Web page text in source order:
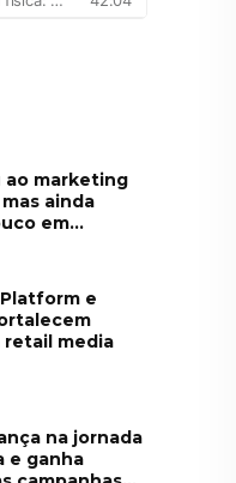
ao marketing
ainda
em...
e
media
na jornada
e ganha